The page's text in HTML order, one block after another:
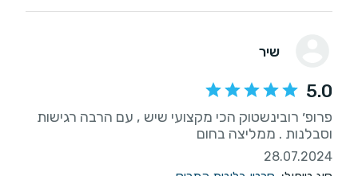
שיר
5.0
פרופ׳ רובינשטוק הכי מקצועי שיש , עם הרבה רגישות
וסבלנות . ממליצה בחום
28.07.2024